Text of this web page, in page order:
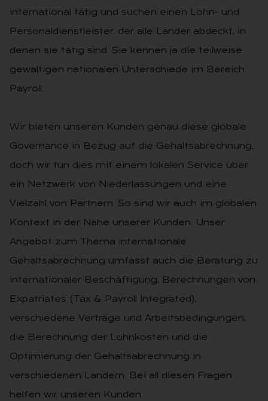
international tätig und suchen einen Lohn- und
Personaldienstleister, der alle Länder abdeckt, in
denen sie tätig sind. Sie kennen ja die teilweise
gewaltigen nationalen Unterschiede im Bereich
Payroll.
Wir bieten unseren Kunden genau diese globale
Governance in Bezug auf die Gehaltsabrechnung,
doch wir tun dies mit einem lokalen Service über
ein Netzwerk von Niederlassungen und eine
Vielzahl von Partnern. So sind wir auch im globalen
Kontext in der Nähe unserer Kunden. Unser
Angebot zum Thema internationale
Gehaltsabrechnung umfasst auch die Beratung zu
internationaler Beschäftigung, Berechnungen von
Expatriates (Tax & Payroll Integrated),
verschiedene Verträge und Arbeitsbedingungen,
die Berechnung der Lohnkosten und die
Optimierung der Gehaltsabrechnung in
verschiedenen Ländern. Bei all diesen Fragen
helfen wir unseren Kunden.